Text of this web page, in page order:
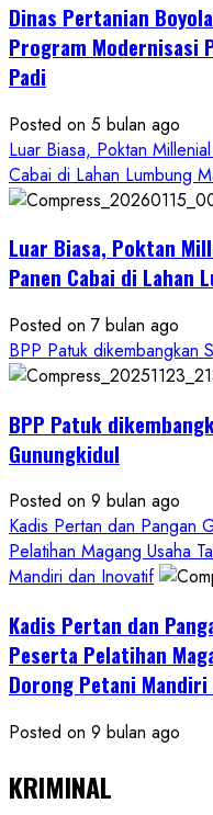
Boyolali
Gelar
Singkong
Wujudkan
Ketahanan
Pangan
Petani
Dinas Pertanian
Program Modernisasi
Padi
Posted on 5 bulan ago
Luar Biasa, Poktan
Cabai di Lahan Lumbung
Luar Biasa, Poktan
Panen Cabai di Lahan
Posted on 7 bulan ago
BPP Patuk dikembangkan
BPP Patuk
Gunungkidul
Posted on 9 bulan ago
Kadis Pertan dan Pangan
Pelatihan Magang Usaha
Mandiri dan Inovatif
Kadis Pertan dan
Peserta Pelatihan
Dorong Petani
Posted on 9 bulan ago
KRIMINAL